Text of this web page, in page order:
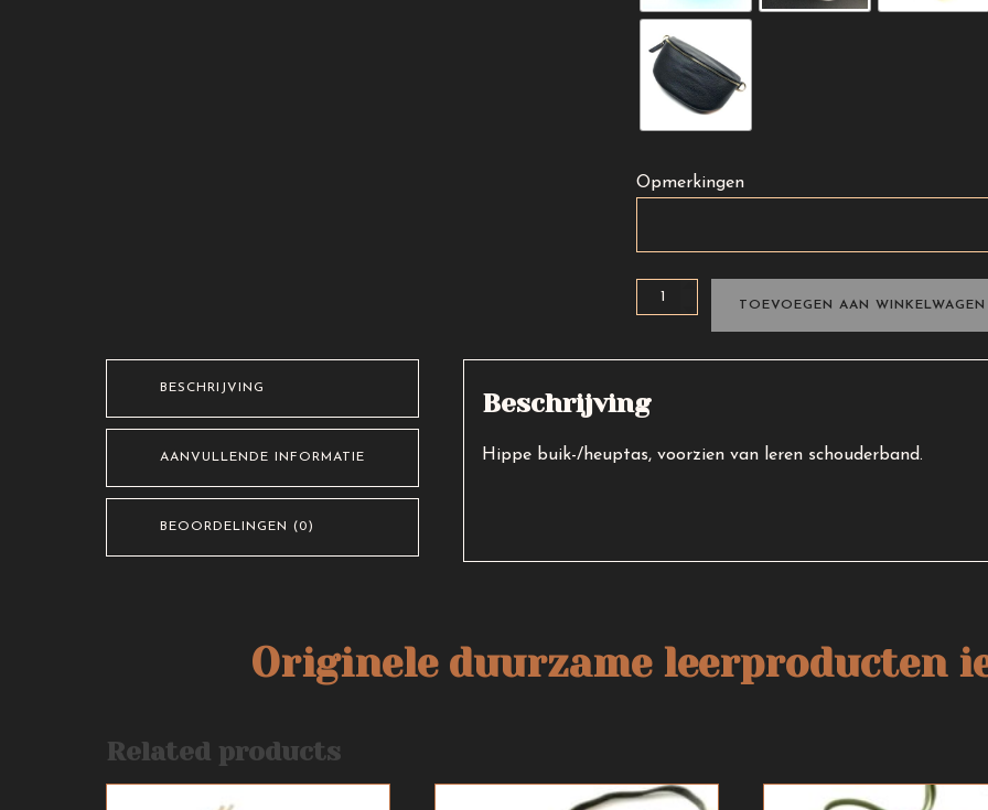
Opmerkingen
Fashion
buik-/heuptas
aantal
TOEVOEGEN AAN WINKELWAGEN
BESCHRIJVING
AANVULLENDE INFORMATIE
BEOORDELINGEN (0)
Beschrijving
Hippe buik-/heuptas, voorzien van leren schouderband.
Originele duurzame leerproducten
Related products